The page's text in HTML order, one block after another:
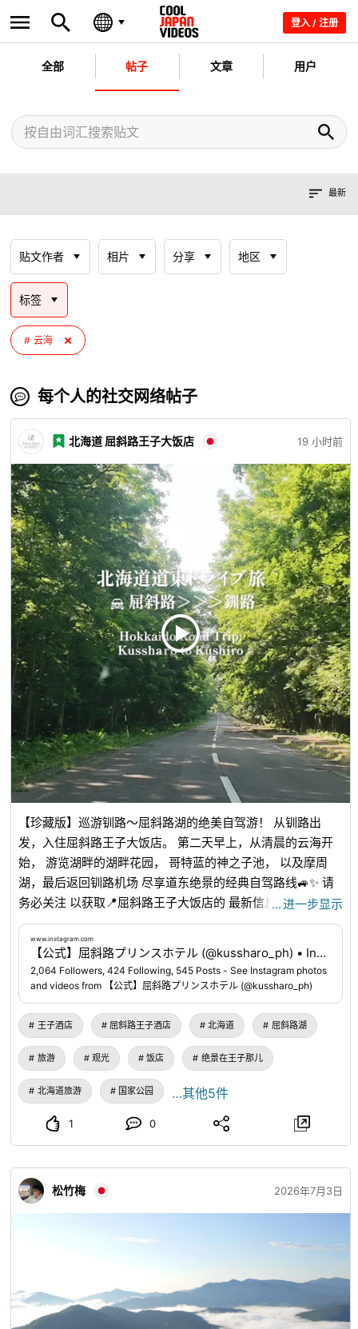
登入 / 注册
全部 帖子 文章 用户
最新
贴文作者 相片 分享 地区
标签
云海
每个人的社交网络帖子
北海道 屈斜路王子大饭店 19 小时前
【珍藏版】巡游钏路～屈斜路湖的绝美自驾游！ 从钏路出
发，入住屈斜路王子大饭店。 第二天早上，从清晨的云海开
始， 游览湖畔的湖畔花园， 哥特蓝的神之子池， 以及摩周
湖，最后返回钏路机场 尽享道东绝景的经典自驾路线🚙✨ 请
务必关注 以获取📍屈斜路王子大饭店的 最新信息🌿
www.instagram.com...
…进一步显示
www.instagram.com
【公式】屈斜路プリンスホテル (@kussharo_ph) • Instagram photos and videos
2,064 Followers, 424 Following, 545 Posts - See Instagram photos
and videos from 【公式】屈斜路プリンスホテル (@kussharo_ph)
王子酒店 屈斜路王子酒店 北海道 屈斜路湖
旅游 观光 饭店 绝景在王子那儿
北海道旅游 国家公园 …其他5件
1 0
松竹梅 2026年7月3日